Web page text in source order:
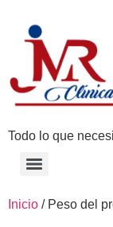
Todo lo que
Inicio / Peso del